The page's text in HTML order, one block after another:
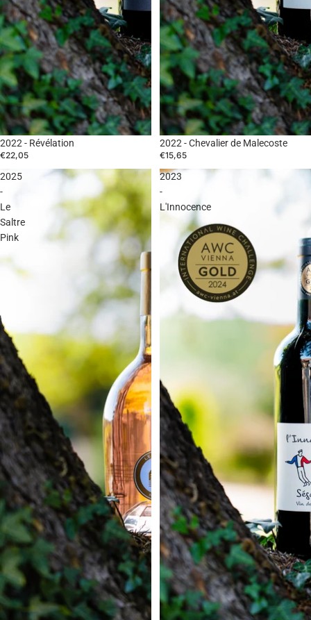
2022 - Révélation
€22,05
2022 - Chevalier de Malecoste
€15,65
2025
-
Le
Saltre
Pink
2023
-
L'Innocence